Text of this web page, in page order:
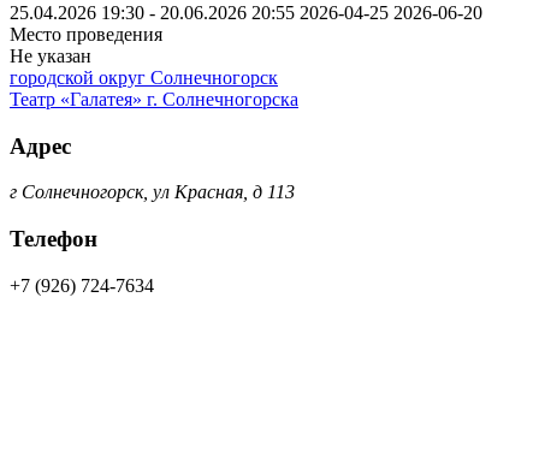
25.04.2026 19:30 - 20.06.2026 20:55 2026-04-25 2026-06-20
Место проведения
Не указан
городской округ Солнечногорск
Театр «Галатея» г. Солнечногорска
Адрес
г Солнечногорск, ул Красная, д 113
Телефон
+7 (926) 724-7634